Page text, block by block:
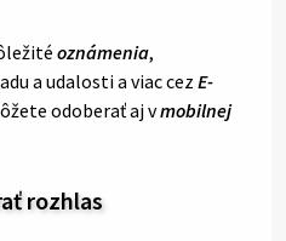
oznámenia,
a udalosti a viac cez E-
odoberať aj vmobilnej
rozhlas